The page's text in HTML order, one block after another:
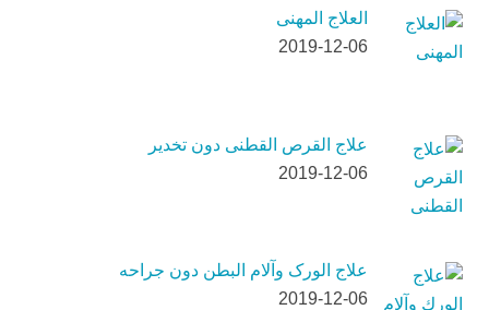
العلاج المهنی
2019-12-06
علاج القرص القطنی دون تخدیر
2019-12-06
علاج الورک وآلام البطن دون جراحه
2019-12-06